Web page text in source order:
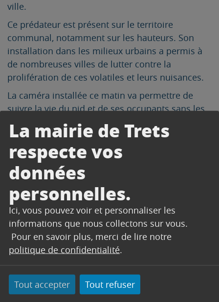
La mairie de Trets
respecte vos
données
personnelles.
Ici, vous pouvez voir et personnaliser les
informations que nous collectons sur vous.
Pour en savoir plus, merci de lire notre
politique de confidentialité.
Tout accepter Tout refuser
ville.
Ce prédateur est présent sur le territoire
communal, notamment sur les hauteurs. Son
installation dans les milieux urbains a permis à
de nombreuses villes de lutter contre la
prolifération de ces volatiles et leurs nuisances.
La caméra installée ce matin va permettre de
suivre la vie du nid et de ses occupants sans les
déranger…
Pour le moment, les lieux ne sont pas encore
habités mais nous ne manquerons pas de vous
donner des nouvelles dès qu’un « locataire » y
aura élu domicile !